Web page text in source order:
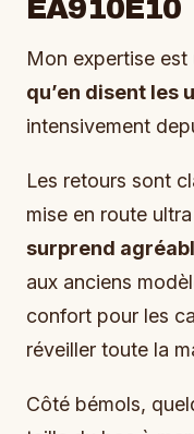
EA910E10
Mon expertise
qu’en disent les
intensivement
Les retours sont
mise en route
surprend
aux anciens
confort pour les
réveiller toute la
Côté bémols,